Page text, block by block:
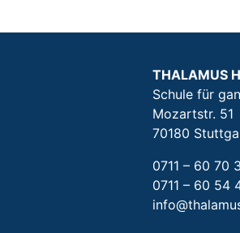
THALAMUS
Schule für
Mozartstr. 51
70180
0711 – 60 70
0711 – 60 54